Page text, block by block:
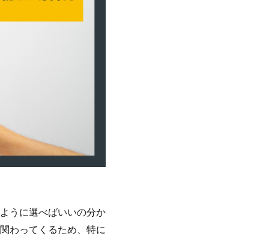
うに選べばいいの分か
わってくるため、特に